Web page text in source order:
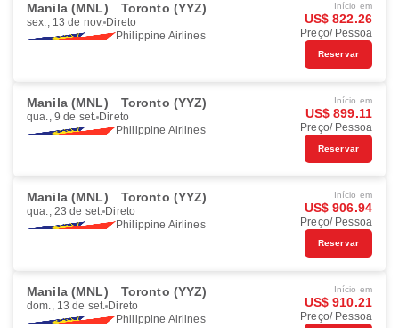
Manila (MNL) Toronto (YYZ)
sex., 13 de nov. Direto
Philippine Airlines
Início em
US$ 822.26
Preço/ Pessoa
Reservar
Manila (MNL) Toronto (YYZ)
qua., 9 de set. Direto
Philippine Airlines
Início em
US$ 899.11
Preço/ Pessoa
Reservar
Manila (MNL) Toronto (YYZ)
qua., 23 de set. Direto
Philippine Airlines
Início em
US$ 906.94
Preço/ Pessoa
Reservar
Manila (MNL) Toronto (YYZ)
dom., 13 de set. Direto
Philippine Airlines
Início em
US$ 910.21
Preço/ Pessoa